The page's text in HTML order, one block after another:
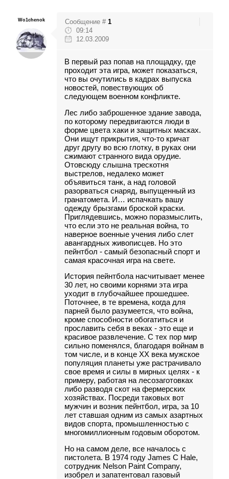
Wo1chenok Сообщение # 1
09:14
12.03.2009
В первый раз попав на площадку, где
проходит эта игра, может показаться,
что вы очутились в кадрах выпуска
новостей, повествующих об
следующем военном конфликте.
Лес либо заброшенное здание завода,
по которому передвигаются люди в
форме цвета хаки и защитных масках.
Они ищут прикрытия, что-то кричат
друг другу во всю глотку, в руках они
сжимают странного вида орудие.
Отовсюду слышна трескотня
выстрелов, недалеко может
объявиться танк, а над головой
разорваться снаряд, выпущенный из
гранатомета. И… испачкать вашу
одежду брызгами броской краски.
Приглядевшись, можно поразмыслить,
что если это не реальная война, то
наверное военные учения либо слет
авангардных живописцев. Но это
пейнтбол - самый безопасный спорт и
самая красочная игра на свете.
История пейнтбола насчитывает менее
30 лет, но своими корнями эта игра
уходит в глубочайшее прошедшее.
Поточнее, в те времена, когда для
парней было разумеется, что война,
кроме способности обогатиться и
прославить себя в веках - это еще и
красивое развлечение. С тех пор мир
сильно поменялся, благодаря войнам в
том числе, и в конце ХХ века мужское
популяция планеты уже растрачивало
свое время и силы в мирных целях - к
примеру, работая на лесозаготовках
либо разводя скот на фермерских
хозяйствах. Посреди таковых вот
мужчин и возник пейнтбол, игра, за 10
лет ставшая одним из самых азартных
видов спорта, промышленностью с
многомиллионным годовым оборотом.
Но на самом деле, все началось с
пистолета. В 1974 году James C Hale,
сотрудник Nelson Paint Company,
изобрел и запатентовал газовый